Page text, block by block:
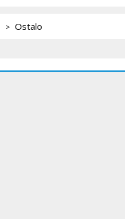
> Ostalo